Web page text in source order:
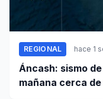
REGIONAL hace 1
Áncash: sismo
mañana cerca